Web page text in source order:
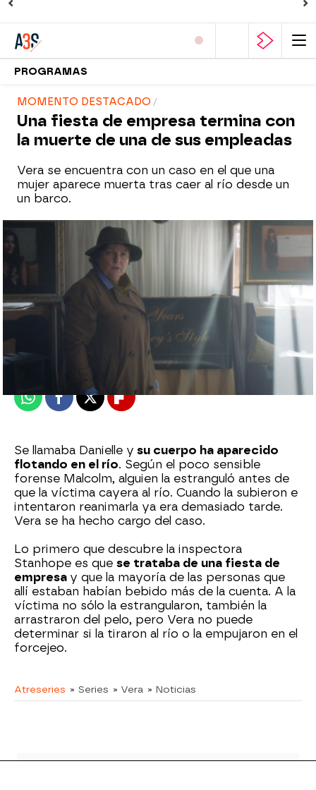
PROGRAMAS
MOMENTO DESTACADO
Una fiesta de empresa termina con
la muerte de una de sus empleadas
Vera se encuentra con un caso en el que una
mujer aparece muerta tras caer al río desde un
un barco.
09 de marzo de 2023, 23:04
WhatsappFacebook
X Flipboard
Se llamaba Danielle y su cuerpo ha aparecido
flotando en el río. Según el poco sensible
forense Malcolm, alguien la estranguló antes de
que la víctima cayera al río. Cuando la subieron e
intentaron reanimarla ya era demasiado tarde.
Vera se ha hecho cargo del caso.
Lo primero que descubre la inspectora
Stanhope es que se trataba de una fiesta de
empresa y que la mayoría de las personas que
allí estaban habían bebido más de la cuenta. A la
víctima no sólo la estrangularon, también la
arrastraron del pelo, pero Vera no puede
determinar si la tiraron al río o la empujaron en el
forcejeo.
Atreseries » Series » Vera » Noticias